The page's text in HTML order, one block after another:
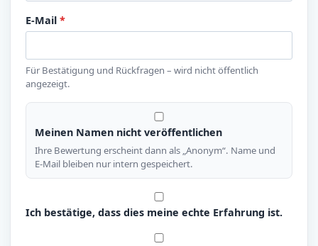
E-Mail*
Für Bestätigung und Rückfragen – wird nicht öffentlich
angezeigt.
Meinen Namen nicht veröffentlichen
Ihre Bewertung erscheint dann als „Anonym“. Name und
E-Mail bleiben nur intern gespeichert.
Ich bestätige, dass dies meine echte Erfahrung ist.